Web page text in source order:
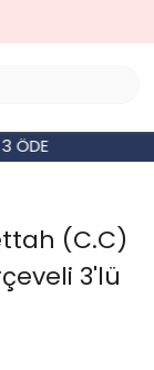
(C.C)
3'lü